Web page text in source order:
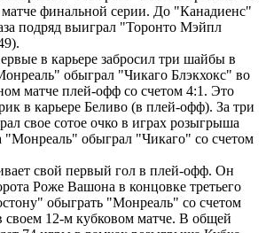
финальной серии. До "Канадиенс"
подряд выиграл "Торонто Мэйпл
в карьере забросил три шайбы в
обыграл "Чикаго Блэкхокс" во
матче плей-офф со счетом 4:1. Это
в карьере Беливо (в плей-офф). За три
свое сотое очко в играх розыгрыша
"Монреаль" обыграл "Чикаго" со счетом
свой первый гол в плей-офф. Он
Роже Вашона в концовке третьего
обыграть "Монреаль" со счетом
своем 12-м кубковом матче. В общей